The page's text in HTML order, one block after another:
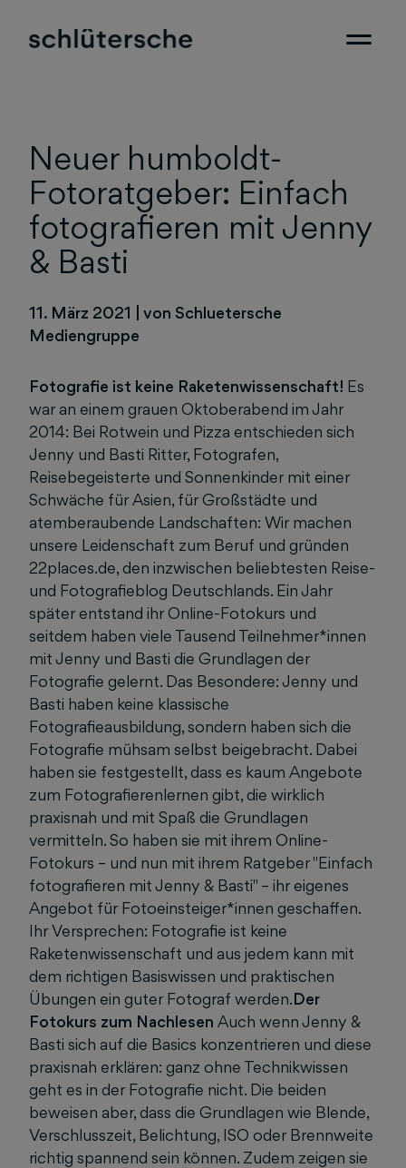
Neuer humboldt-
Fotoratgeber: Einfach
fotografieren mit Jenny
& Basti
11. März 2021
von Schluetersche
Mediengruppe
Fotografie ist keine Raketenwissenschaft! Es
war an einem grauen Oktoberabend im Jahr
2014: Bei Rotwein und Pizza entschieden sich
Jenny und Basti Ritter, Fotografen,
Reisebegeisterte und Sonnenkinder mit einer
Schwäche für Asien, für Großstädte und
atemberaubende Landschaften: Wir machen
unsere Leidenschaft zum Beruf und gründen
22places.de, den inzwischen beliebtesten Reise-
und Fotografieblog Deutschlands. Ein Jahr
später entstand ihr Online-Fotokurs und
seitdem haben viele Tausend Teilnehmer*innen
mit Jenny und Basti die Grundlagen der
Fotografie gelernt. Das Besondere: Jenny und
Basti haben keine klassische
Fotografieausbildung, sondern haben sich die
Fotografie mühsam selbst beigebracht. Dabei
haben sie festgestellt, dass es kaum Angebote
zum Fotografierenlernen gibt, die wirklich
praxisnah und mit Spaß die Grundlagen
vermitteln. So haben sie mit ihrem Online-
Fotokurs – und nun mit ihrem Ratgeber "Einfach
fotografieren mit Jenny & Basti" – ihr eigenes
Angebot für Fotoeinsteiger*innen geschaffen.
Ihr Versprechen: Fotografie ist keine
Raketenwissenschaft und aus jedem kann mit
dem richtigen Basiswissen und praktischen
Übungen ein guter Fotograf werden.Der
Fotokurs zum Nachlesen Auch wenn Jenny &
Basti sich auf die Basics konzentrieren und diese
praxisnah erklären: ganz ohne Technikwissen
geht es in der Fotografie nicht. Die beiden
beweisen aber, dass die Grundlagen wie Blende,
Verschlusszeit, Belichtung, ISO oder Brennweite
richtig spannend sein können. Zudem zeigen sie